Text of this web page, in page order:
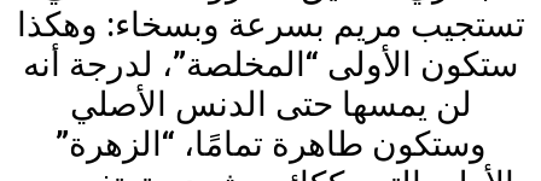
تستجيب مريم بسرعة وبسخاء: وهكذا
ستكون الأولى “المخلصة”، لدرجة أنه
لن يمسها حتى الدنس الأصلي
وستكون طاهرة تمامًا، “الزهرة”